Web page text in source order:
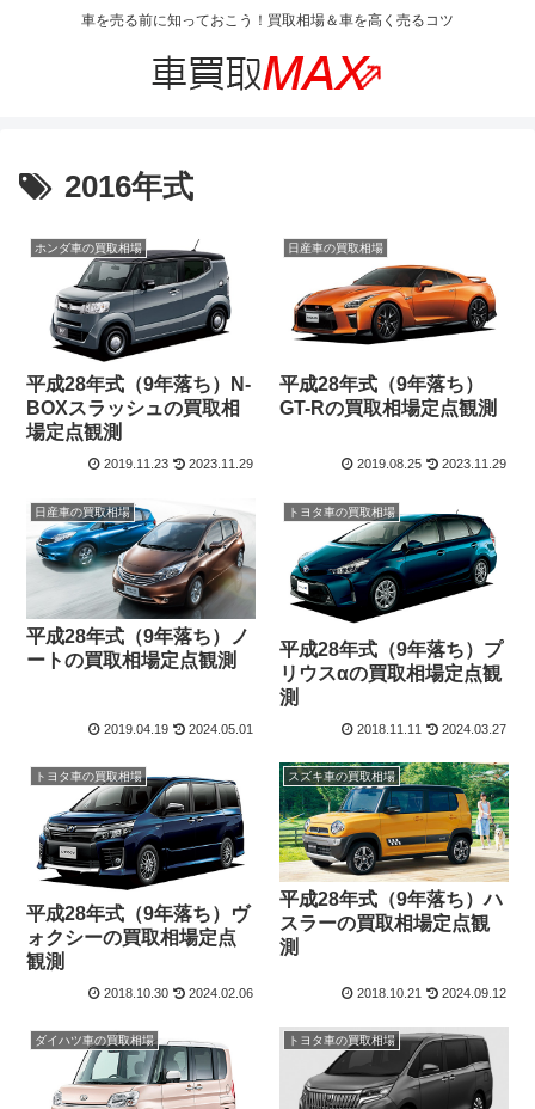
車を売る前に知っておこう！買取相場＆車を高く売るコツ
2016年式
ホンダ車の買取相場
平成28年式（9年落ち）N-
BOXスラッシュの買取相
場定点観測
2019.11.23 2023.11.29
日産車の買取相場
平成28年式（9年落ち）
GT-Rの買取相場定点観測
2019.08.25 2023.11.29
日産車の買取相場
平成28年式（9年落ち）ノ
ートの買取相場定点観測
2019.04.19 2024.05.01
トヨタ車の買取相場
平成28年式（9年落ち）プ
リウスαの買取相場定点観
測
2018.11.11 2024.03.27
トヨタ車の買取相場
平成28年式（9年落ち）ヴ
ォクシーの買取相場定点
観測
2018.10.30 2024.02.06
スズキ車の買取相場
平成28年式（9年落ち）ハ
スラーの買取相場定点観
測
2018.10.21 2024.09.12
ダイハツ車の買取相場 トヨタ車の買取相場